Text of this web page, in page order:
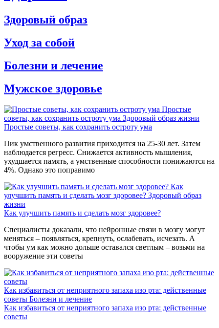
Здоровый образ
Уход за собой
Болезни и лечение
Мужское здоровье
Простые
советы, как сохранить остроту ума Здоровый образ жизни
Простые советы, как сохранить остроту ума
Пик умственного развития приходится на 25-30 лет. Затем
наблюдается регресс. Снижается активность мышления,
ухудшается память, а умственные способности понижаются на
4%. Однако это поправимо
Как
улучшить память и сделать мозг здоровее? Здоровый образ
жизни
Как улучшить память и сделать мозг здоровее?
Специалисты доказали, что нейронные связи в мозгу могут
меняться – появляться, крепнуть, ослабевать, исчезать. А
чтобы ум как можно дольше оставался светлым – возьми на
вооружение эти советы
Как избавиться от неприятного запаха изо рта: действенные
советы Болезни и лечение
Как избавиться от неприятного запаха изо рта: действенные
советы